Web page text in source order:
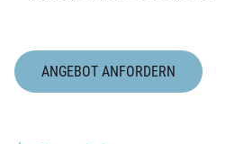
ANGEBOT ANFORDERN